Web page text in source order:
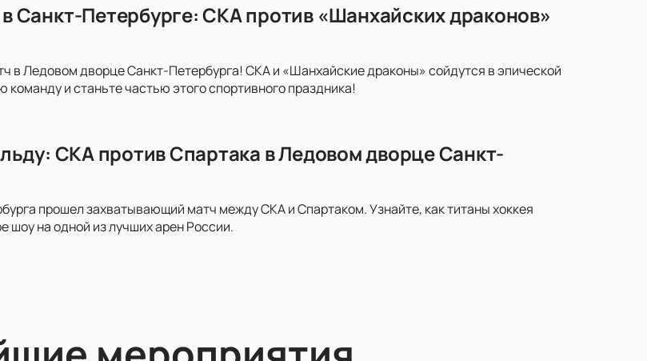
Санкт-Петербурге: СКА против «Шанхайских драконов»
в Ледовом дворце Санкт-Петербурга! СКА и «Шанхайские драконы» сойдутся в эпической
и станьте частью этого спортивного праздника!
СКА против Спартака в Ледовом дворце Санкт-
прошел захватывающий матч между СКА и Спартаком. Узнайте, как титаны хоккея
шоу на одной из лучших арен России.